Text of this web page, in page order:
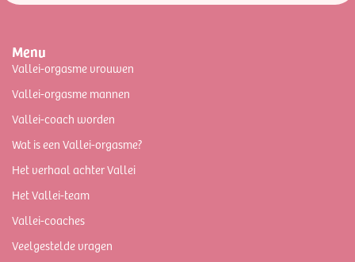
Menu
Vallei-orgasme vrouwen
Vallei-orgasme mannen
Vallei-coach worden
Wat is een Vallei-orgasme?
Het verhaal achter Vallei
Het Vallei-team
Vallei-coaches
Veelgestelde vragen